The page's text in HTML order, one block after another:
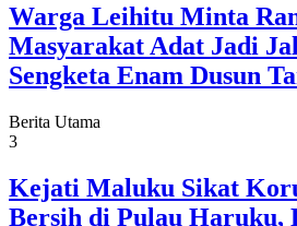
Warga Leihitu Minta
Masyarakat Adat Jadi
Sengketa Enam Dusun
Berita Utama
3
Kejati Maluku Sikat
Bersih di Pulau Haruku,